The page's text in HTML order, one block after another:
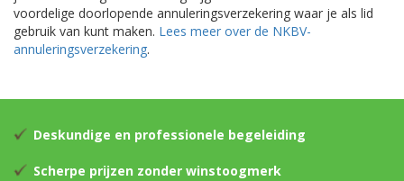
voordelige doorlopende annuleringsverzekering waar je als lid
gebruik van kunt maken. Lees meer over de NKBV-
annuleringsverzekering.
Deskundige en professionele begeleiding
Scherpe prijzen zonder winstoogmerk